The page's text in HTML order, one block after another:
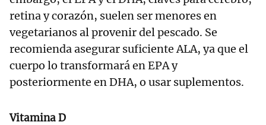
retina y corazón, suelen ser menores en
vegetarianos al provenir del pescado. Se
recomienda asegurar suficiente ALA, ya que el
cuerpo lo transformará en EPA y
posteriormente en DHA, o usar suplementos.
Vitamina D